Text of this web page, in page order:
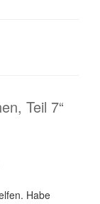
Teil 7“
Habe